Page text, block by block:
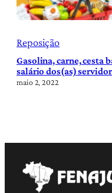
Reposição
Gasolina, carne, cesta
salário dos(as)
maio 2, 2022